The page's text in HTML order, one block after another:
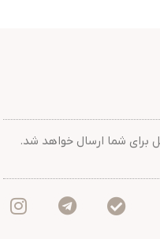
برای شما ارسال خواهد شد.